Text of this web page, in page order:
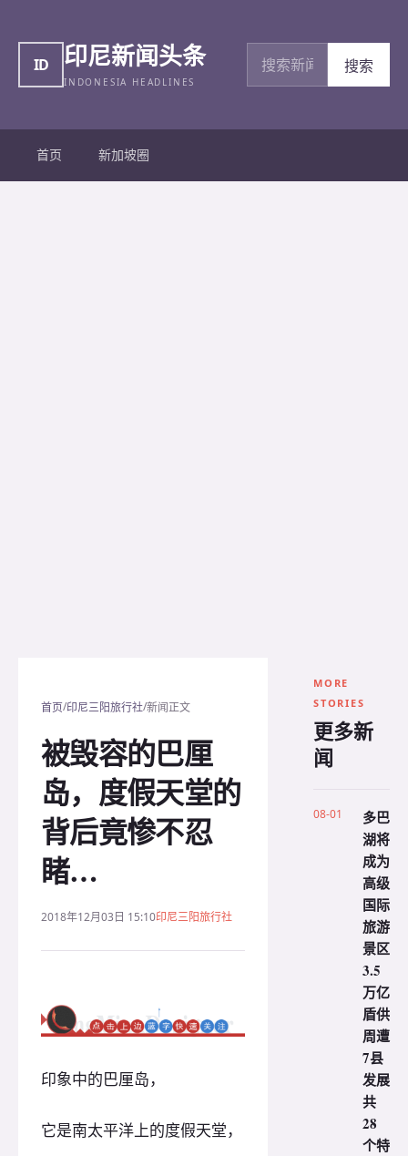
ID 印尼新闻头条
INDONESIA HEADLINES
搜索新闻
搜索
首页 新加坡圈
首页/印尼三阳旅行社/新闻正文
被毁容的巴厘
岛，度假天堂的
背后竟惨不忍
睹…
2018年12月03日 15:10印尼三阳旅行社
印象中的巴厘岛，
它是南太平洋上的度假天堂，
MORE
STORIES
更多新
闻
08-01
多巴
湖将
成为
高级
国际
旅游
景区
3.5
万亿
盾供
周遭
7县
发展
共
28
个特